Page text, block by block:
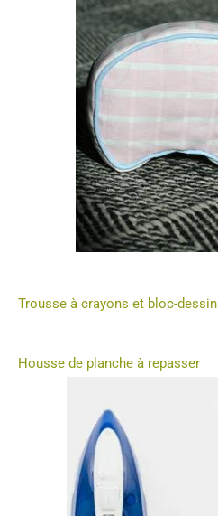
Trousse à crayons et bloc-dessin
Housse de planche à repasser